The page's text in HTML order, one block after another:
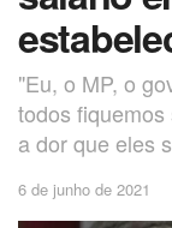
"Eu, o MP, o
todos
a dor que eles
6 de junho de 2021